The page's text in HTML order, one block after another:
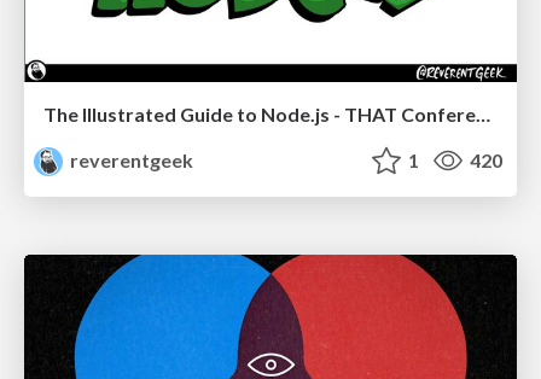
The Illustrated Guide to Node.js - THAT Conference 2024
reverentgeek
1 420